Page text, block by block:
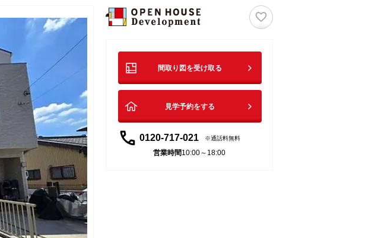
♡
間取り図を受け取る
見学予約をする
0120-717-021 通話料無料
営業時間10:00～18:00